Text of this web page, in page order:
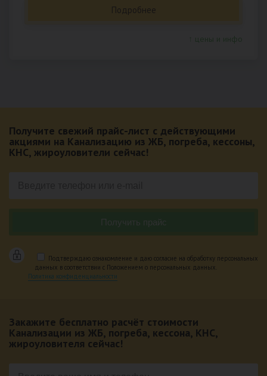
Подробнее
Получите свежий прайс-лист с действующими
акциями на Канализацию из ЖБ, погреба, кессоны,
КНС, жироуловители сейчас!
Подтверждаю ознакомление и даю согласие на обработку персональных
данных в соответствии с Положением о персональных данных.
Политика конфиденциальности
Закажите бесплатно расчёт стоимости
Канализации из ЖБ, погреба, кессона, КНС,
жироуловителя сейчас!